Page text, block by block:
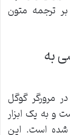
ترجمه متون
به
مرورگر گوگل
و به یک ابزار
شده است. این